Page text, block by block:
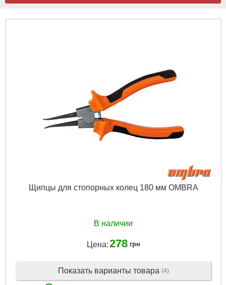
Щипцы для стопорных колец 180 мм OMBRA
В наличии
Цена:278 грн
Показать варианты товара (4)